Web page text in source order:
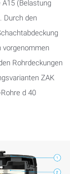
(Belastung
Durch den
vorgenommen
Rohrdeckungen
ZAK
d 40